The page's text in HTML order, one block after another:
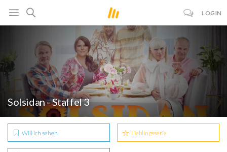
LOGIN
Solsidan - Staffel 3
Will ich sehen Lieblingsserie